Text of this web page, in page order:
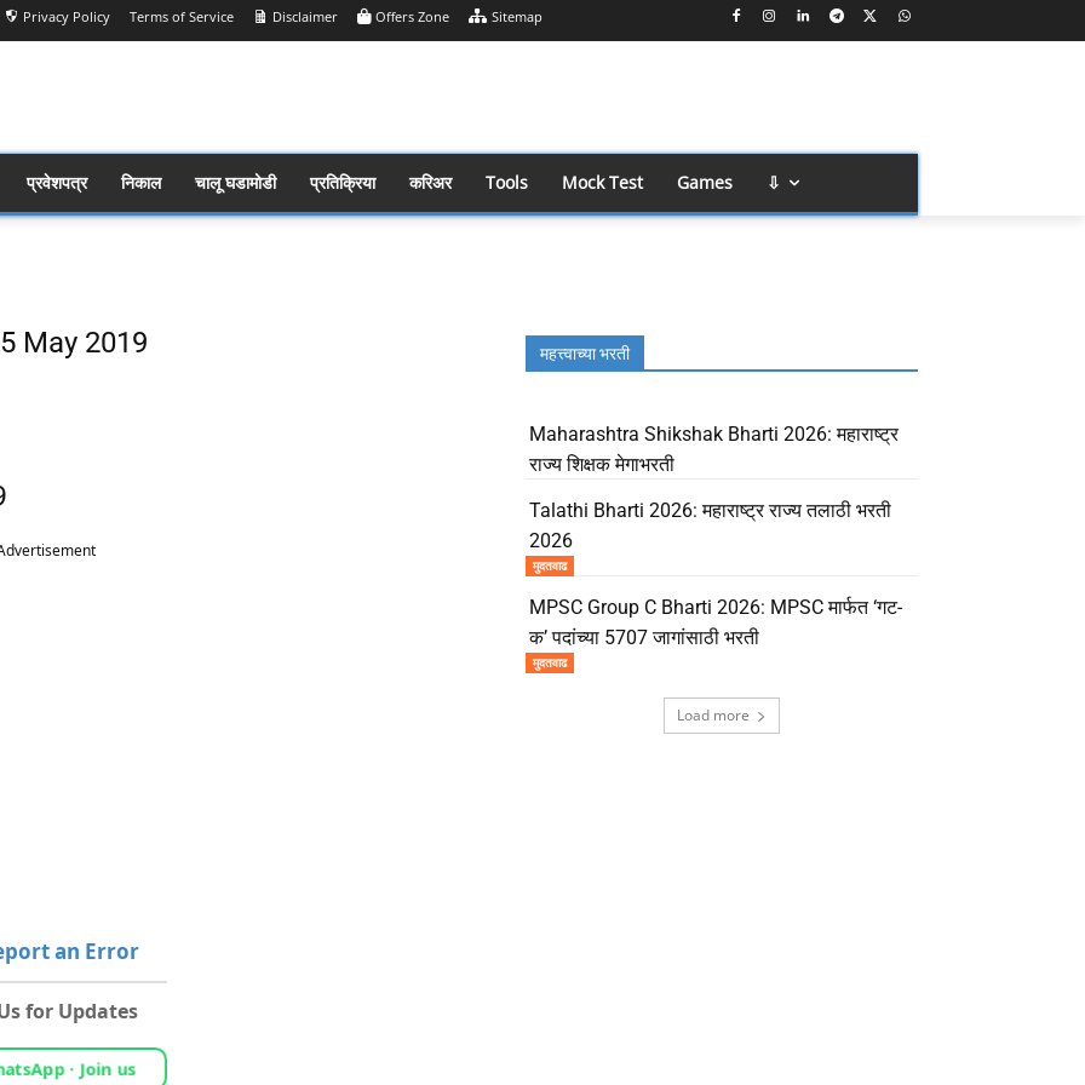
Privacy Policy Terms of Service Disclaimer Offers Zone Sitemap
प्रवेशपत्र निकाल चालू घडामोडी प्रतिक्रिया करिअर Tools Mock Test Games ⇩
May 2019
an Error
for Updates
· Join us
महत्त्वाच्या भरती
Maharashtra Shikshak Bharti 2026: महाराष्ट्र
राज्य शिक्षक मेगाभरती
Talathi Bharti 2026: महाराष्ट्र राज्य तलाठी भरती
2026
मुदतवाढ
MPSC Group C Bharti 2026: MPSC मार्फत ‘गट-
क’ पदांच्या 5707 जागांसाठी भरती
मुदतवाढ
Load more